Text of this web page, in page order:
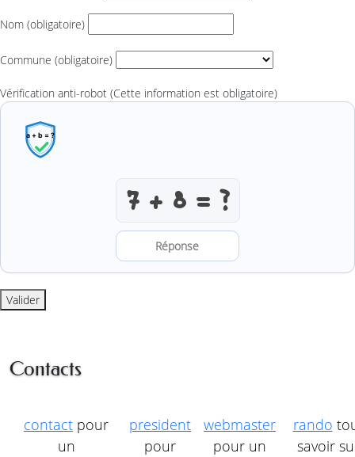
Nom (obligatoire)
Commune (obligatoire)
Vérification anti-robot (Cette information est obligatoire)
Résoudre l’addition anti-robot
Valider
Contacts
contact pour
un
president
pour
webmaster
pour un
rando
savoir